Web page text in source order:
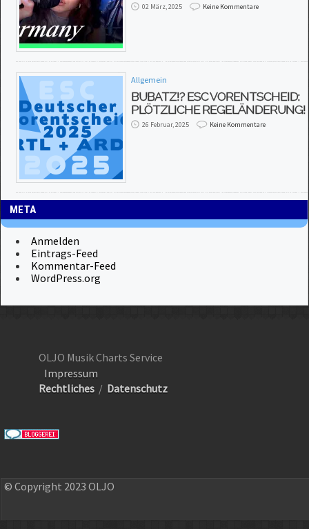
02 März, 2025 Keine Kommentare
Allgemein
BUBATZ!? ESC VORENTSCHEID:
PLÖTZLICHE REGELÄNDERUNG!
26 Februar, 2025 Keine Kommentare
META
Anmelden
Eintrags-Feed
Kommentar-Feed
WordPress.org
OLJO Musik Charts Service
Impressum
Rechtliches / Datenschutz
© Copyright 2023 OLJO